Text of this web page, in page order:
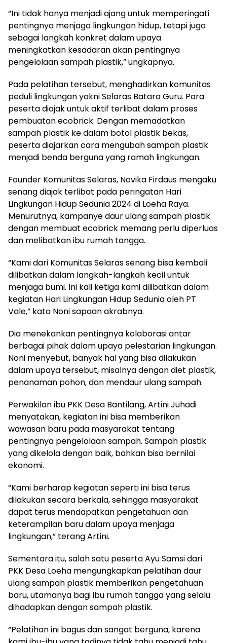
“Ini tidak hanya menjadi ajang untuk memperingati
pentingnya menjaga lingkungan hidup, tetapi juga
sebagai langkah konkret dalam upaya
meningkatkan kesadaran akan pentingnya
pengelolaan sampah plastik,” ungkapnya.
Pada pelatihan tersebut, menghadirkan komunitas
peduli lingkungan yakni Selaras Batara Guru. Para
peserta diajak untuk aktif terlibat dalam proses
pembuatan ecobrick. Dengan memadatkan
sampah plastik ke dalam botol plastik bekas,
peserta diajarkan cara mengubah sampah plastik
menjadi benda berguna yang ramah lingkungan.
Founder Komunitas Selaras, Novika Firdaus mengaku
senang diajak terlibat pada peringatan Hari
Lingkungan Hidup Sedunia 2024 di Loeha Raya.
Menurutnya, kampanye daur ulang sampah plastik
dengan membuat ecobrick memang perlu diperluas
dan melibatkan ibu rumah tangga.
“Kami dari Komunitas Selaras senang bisa kembali
dilibatkan dalam langkah-langkah kecil untuk
menjaga bumi. Ini kali ketiga kami dilibatkan dalam
kegiatan Hari Lingkungan Hidup Sedunia oleh PT
Vale,” kata Noni sapaan akrabnya.
Dia menekankan pentingnya kolaborasi antar
berbagai pihak dalam upaya pelestarian lingkungan.
Noni menyebut, banyak hal yang bisa dilakukan
dalam upaya tersebut, misalnya dengan diet plastik,
penanaman pohon, dan mendaur ulang sampah.
Perwakilan ibu PKK Desa Bantilang, Artini Juhadi
menyatakan, kegiatan ini bisa memberikan
wawasan baru pada masyarakat tentang
pentingnya pengelolaan sampah. Sampah plastik
yang dikelola dengan baik, bahkan bisa bernilai
ekonomi.
“Kami berharap kegiatan seperti ini bisa terus
dilakukan secara berkala, sehingga masyarakat
dapat terus mendapatkan pengetahuan dan
keterampilan baru dalam upaya menjaga
lingkungan,” terang Artini.
Sementara itu, salah satu peserta Ayu Samsi dari
PKK Desa Loeha mengungkapkan pelatihan daur
ulang sampah plastik memberikan pengetahuan
baru, utamanya bagi ibu rumah tangga yang selalu
dihadapkan dengan sampah plastik.
“Pelatihan ini bagus dan sangat berguna, karena